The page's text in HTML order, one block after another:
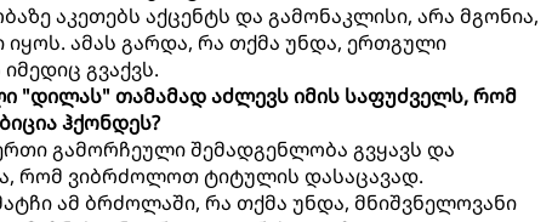
აკეთებს აქცენტს და გამონაკლისი, არა მგონია,
ამას გარდა, რა თქმა უნდა, ერთგული
გვაქვს.
"დილას" თამამად აძლევს იმის საფუძველს, რომ
ჰქონდეს?
გამორჩეული შემადგენლობა გვყავს და
რომ ვიბრძოლოთ ტიტულის დასაცავად.
ამ ბრძოლაში, რა თქმა უნდა, მნიშვნელოვანი